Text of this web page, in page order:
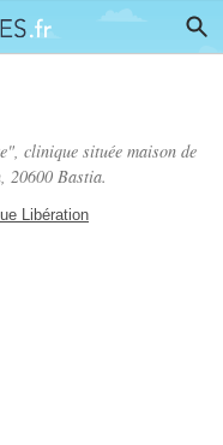
clinique située maison de
, 20600 Bastia.
Libération